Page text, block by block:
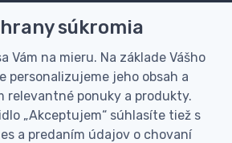
originálny darček
z ktorého Vám pomôžeme vybrať
súkromia
Vám na mieru. Na základe Vášho
personalizujeme jeho obsah a
relevantné ponuky a produkty.
„Akceptujem“ súhlasíte tiež s
a predaním údajov o chovaní